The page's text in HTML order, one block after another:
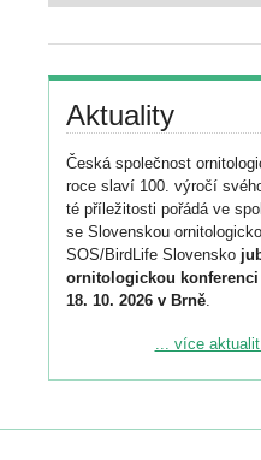
Aktuality
Česká společnost
roce slaví 100. výročí
té příležitosti pořádá ve
se Slovenskou
SOS/BirdLife Slovensko
ornitologickou konferenci
18. 10. 2026 v Brně.
Podrobnější informace ke
Registrovat se můžete do
... více